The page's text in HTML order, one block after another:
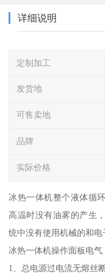
详细说明
定制加工
发货地
可售卖地
品牌
实际价格
冰热一体机整个液体循
高温时没有油雾的产生
统中没有使用机械的和电
冰热一体机操作面板电气
1、总电源过电流无熔丝